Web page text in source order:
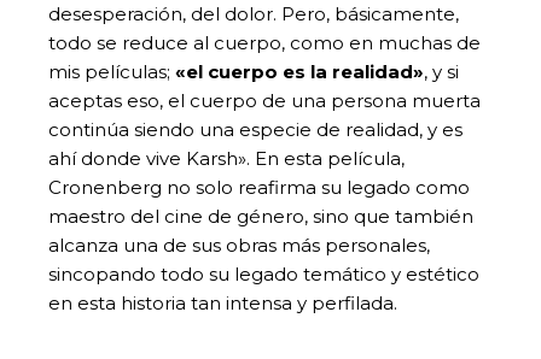
desesperación, del dolor. Pero, básicamente,
todo se reduce al cuerpo, como en muchas de
mis películas; «el cuerpo es la realidad», y si
aceptas eso, el cuerpo de una persona muerta
continúa siendo una especie de realidad, y es
ahí donde vive Karsh». En esta película,
Cronenberg no solo reafirma su legado como
maestro del cine de género, sino que también
alcanza una de sus obras más personales,
sincopando todo su legado temático y estético
en esta historia tan intensa y perfilada.